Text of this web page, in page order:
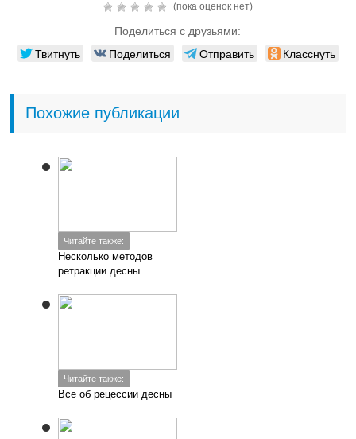
(пока оценок нет)
Поделиться с друзьями:
Твитнуть Поделиться Отправить Класснуть
Похожие публикации
Читайте также:
Несколько методов
ретракции десны
Читайте также:
Все об рецессии десны